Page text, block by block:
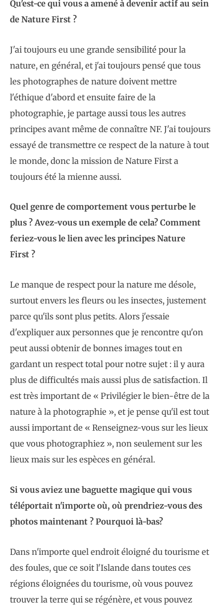
Qu'est-ce qui vous a amené à devenir actif au sein
de Nature First ?
J'ai toujours eu une grande sensibilité pour la
nature, en général, et j'ai toujours pensé que tous
les photographes de nature doivent mettre
l'éthique d'abord et ensuite faire de la
photographie, je partage aussi tous les autres
principes avant même de connaître NF. J'ai toujours
essayé de transmettre ce respect de la nature à tout
le monde, donc la mission de Nature First a
toujours été la mienne aussi.
Quel genre de comportement vous perturbe le
plus ? Avez-vous un exemple de cela? Comment
feriez-vous le lien avec les principes Nature
First ?
Le manque de respect pour la nature me désole,
surtout envers les fleurs ou les insectes, justement
parce qu'ils sont plus petits. Alors j'essaie
d'expliquer aux personnes que je rencontre qu'on
peut aussi obtenir de bonnes images tout en
gardant un respect total pour notre sujet : il y aura
plus de difficultés mais aussi plus de satisfaction. Il
est très important de « Privilégier le bien-être de la
nature à la photographie », et je pense qu'il est tout
aussi important de « Renseignez-vous sur les lieux
que vous photographiez », non seulement sur les
lieux mais sur les espèces en général.
Si vous aviez une baguette magique qui vous
téléportait n'importe où, où prendriez-vous des
photos maintenant ? Pourquoi là-bas?
Dans n'importe quel endroit éloigné du tourisme et
des foules, que ce soit l'Islande dans toutes ces
régions éloignées du tourisme, où vous pouvez
trouver la terre qui se régénère, et vous pouvez